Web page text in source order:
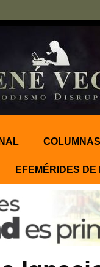
COLUMNAS
EFEMÉRIDES DE